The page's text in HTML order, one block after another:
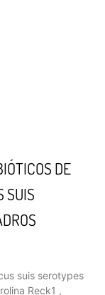
DE
SUIS
suis serotypes
Reck1 ,